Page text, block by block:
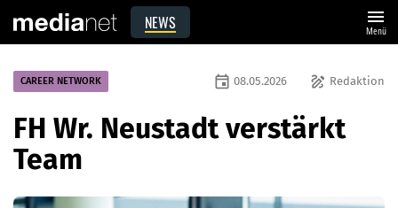
NEWS menu
Menü
CAREER NETWORK draw Redaktion
event 08.05.2026
FH Wr. Neustadt verstärkt
Team